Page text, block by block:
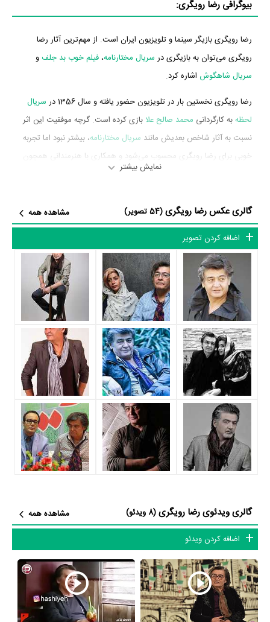
بیوگرافی رضا رویگری:
رضا رویگری بازیگر سینما و تلویزیون ایران است. از مهم‌ترین آثار رضا
رویگری می‌توان به بازیگری در سریال مختارنامه، فیلم خوب بد جلف و
سریال شاهگوش اشاره کرد.
رضا رویگری نخستین بار در تلویزیون حضور یافته و سال 1356 در
سریال
لحظهبه کارگردانی محمد صالح علا بازی کرده است. گرچه موفقیت این اثر
نسبت به آثار شاخص بعدیش مانند سریال مختارنامه، بیشتر نبود اما تجربه
خوبی برای رضا رویگری محسوب می‌شود و همکاری با هنرمندانی همچون
مهری ودادیان و
گذراند و در آثار مهمی بازی کرده است. او در این سال با بازی در 7 فیلم و
سریال مهم سینما و تلویزیون خود را به مردم معرفی کرد. آثار مهم رضا
رویگری در این سال، بازیگری درفیلم راه بهشتبه کارگردانیمهدی
صباغ‌زاده،فیلم صد است که می ماندبه کارگردانی سعید چاری،فیلم
گناهکارانبه کارگردانی فرامرز قریبیان ،سریال مختارنامه به کارگردانیسید
داود میر‌باقری،سریال موج و صخرهبه کارگردانی مجید صالحی ،سریال سه
پنج دوبه کارگردانیحسین سهیلی‌زادهوفیلم سه، پنج، دوبه کارگردانی
حسین سهیلی‌زادهمحسوب می‌شود.
شاید یکی از مهم‌ترین بخش‌های بیوگرافی رضا رویگری بازی درسریال
مختارنامه بوده است. رضا رویگری سال 1390 سریال مختارنامهنقش مهمی
بازی کرده است که توانست با مهارت خود، آن نقش و همچنین خودش را
میان مخاطبان تلویزیون مطرح کند. او در این سریال باسید داود میر‌باقری
همکاری داشته است. رضا رویگری توانست با بازی درسریال مختارنامه
تجربه بازیگری موفقی برای خود رقم بزند و همکاری در کنار بازیگرانی نظیر
رضا رویگری علاوه‌برسریال مختارنامه، سال 1394 در فیلم خوب بد جلفنیز
بازی کرده است. رضا رویگری این‌بار با
خوب بد جلفو هنرمندانی چونحمید فرخ‌نژاد،پژمان جمشیدی،سام
درخشانیوبیژن امکانیانهمکاری داشت.
با اینکه رضا رویگری را بیشتر بعنوان بازیگر می‌شناسیم، اما در حرفه‌های
نمایش بیشتر
گالری عکس رضا رویگری(54 تصویر)
مشاهده همه
اضافه کردن تصویر
گالری ویدئوی رضا رویگری(8 ویدئو)
مشاهده همه
اضافه کردن ویدئو